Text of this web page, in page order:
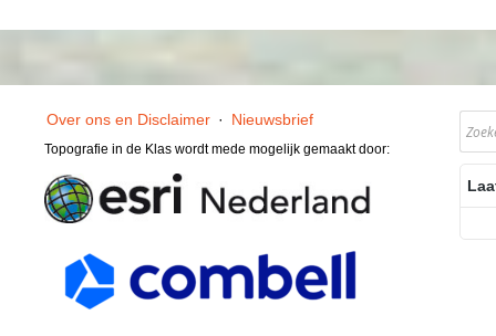
Over ons en Disclaimer · Nieuwsbrief
Topografie in de Klas wordt mede mogelijk gemaakt door: